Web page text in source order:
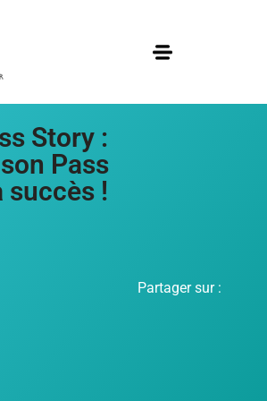
Story :
Pass
succès !
Partager sur :